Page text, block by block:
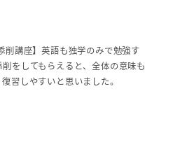
削講座】英語も独学のみで勉強す
をしてもらえると、全体の意味も
習しやすいと思いました。